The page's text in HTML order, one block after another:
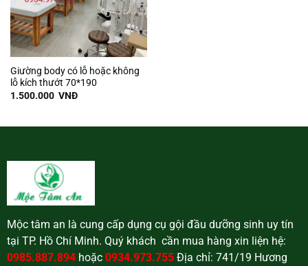
Giường body có lỗ hoặc không
lỗ kích thướt 70*190
1.500.000 VNĐ
Mộc tâm an là cung cấp dụng cụ gội đầu dưỡng sinh uy tín
tại TP. Hồ Chí Minh. Quý khách cần mua hàng xin liện hệ:
0985.887.894hoặc 0934.973.755Địa chỉ: 741/19 Hương